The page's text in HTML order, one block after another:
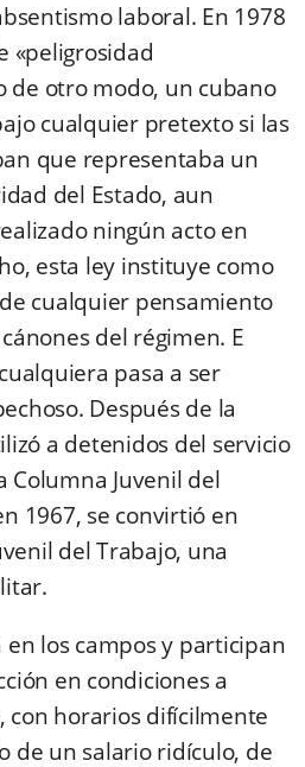
laboral. En 1978
«peligrosidad
de otro modo, un cubano
cualquier pretexto si las
que representaba un
del Estado, aun
ningún acto en
esta ley instituye como
cualquier pensamiento
del régimen. E
pasa a ser
Después de la
a detenidos del servicio
Juvenil del
1967, se convirtió en
del Trabajo, una
los campos y participan
en condiciones a
con horarios difícilmente
de un salario ridículo, de